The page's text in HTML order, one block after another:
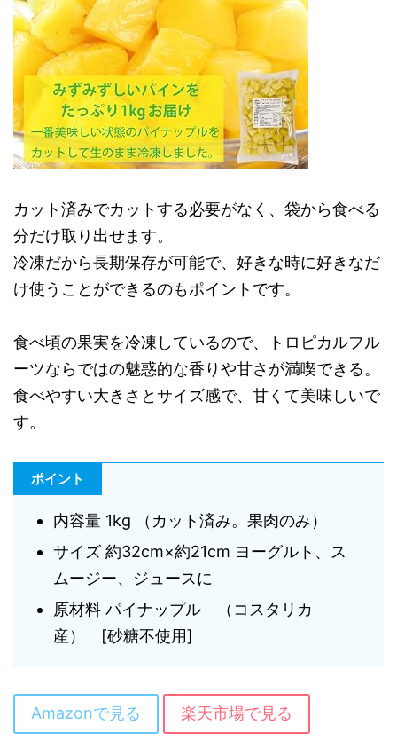
カット済みでカットする必要がなく、袋から食べる
分だけ取り出せます。
冷凍だから長期保存が可能で、好きな時に好きなだ
け使うことができるのもポイントです。
食べ頃の果実を冷凍しているので、トロピカルフル
ーツならではの魅惑的な香りや甘さが満喫できる。
食べやすい大きさとサイズ感で、甘くて美味しいで
す。
ポイント
内容量 1kg （カット済み。果肉のみ）
サイズ 約32cm×約21cm ヨーグルト、ス
ムージー、ジュースに
原材料 パイナップル （コスタリカ
産） [砂糖不使用]
Amazonで見る 楽天市場で見る